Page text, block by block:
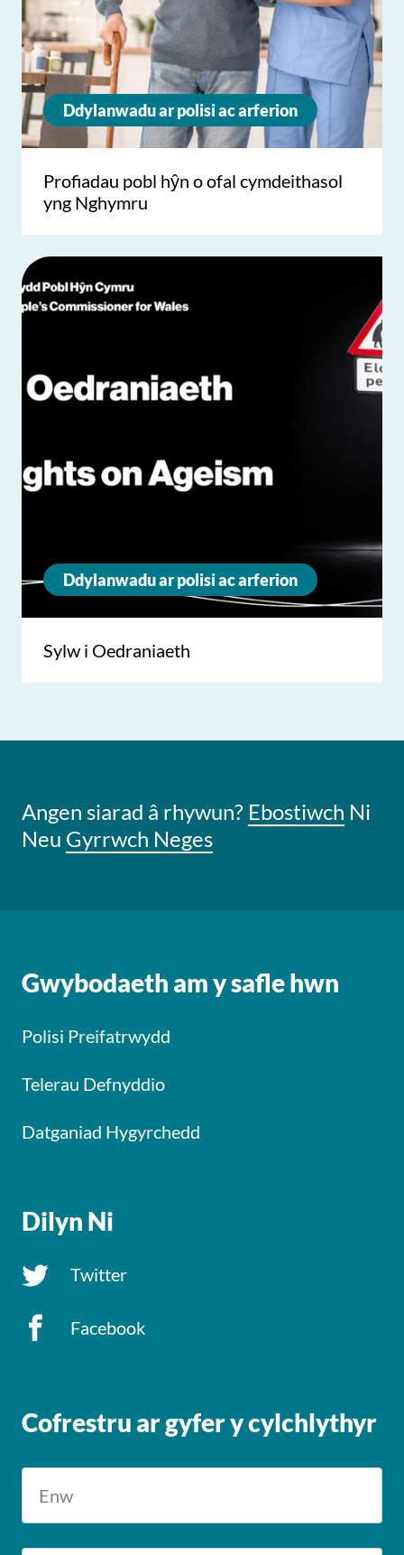
Ddylanwadu ar polisi ac arferion
Profiadau pobl hŷn o ofal cymdeithasol
yng Nghymru
Ddylanwadu ar polisi ac arferion
Sylw i Oedraniaeth
Angen siarad â rhywun? Ebostiwch Ni
Neu Gyrrwch Neges
Gwybodaeth am y safle hwn
Polisi Preifatrwydd
Telerau Defnyddio
Datganiad Hygyrchedd
Dilyn Ni
Twitter
Facebook
Cofrestru ar gyfer y cylchlythyr